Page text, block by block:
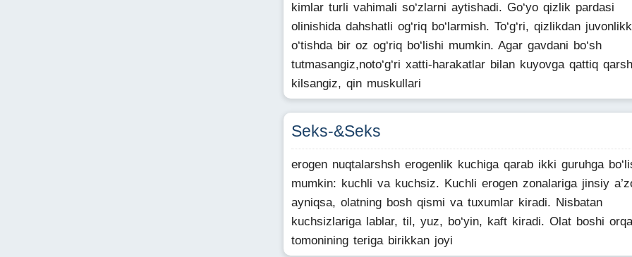
kimlar turli vahimali so‘zlarni aytishadi. Go‘yo qizlik pardasi
olinishida dahshatli og‘riq bo‘larmish. To‘g‘ri, qizlikdan
o‘tishda bir oz og‘riq bo‘lishi mumkin. Agar gavdani bo‘sh
tutmasangiz,noto‘g‘ri xatti-harakatlar bilan kuyovga qattiq
kilsangiz, qin muskullari
Seks-&Seks
erogen nuqtalarshsh erogenlik kuchiga qarab ikki guruhga
mumkin: kuchli va kuchsiz. Kuchli erogen zonalariga jinsiy
ayniqsa, olatning bosh qismi va tuxumlar kiradi. Nisbatan
kuchsizlariga lablar, til, yuz, bo‘yin, kaft kiradi. Olat boshi orqa
tomonining teriga birikkan joyi